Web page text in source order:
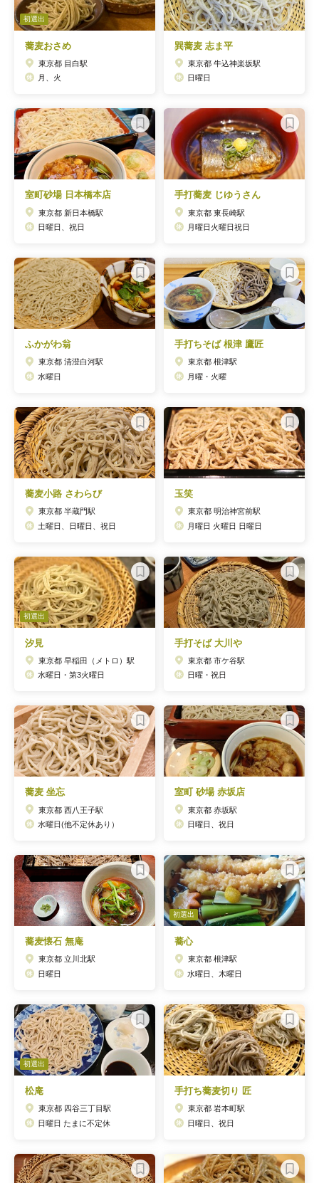
初選出
蕎麦おさめ
東京都 目白駅
月、火
巽蕎麦 志ま平
東京都 牛込神楽坂駅
日曜日
室町砂場 日本橋本店
東京都 新日本橋駅
日曜日、祝日
手打蕎麦 じゆうさん
東京都 東長崎駅
月曜日火曜日祝日
ふかがわ翁
東京都 清澄白河駅
水曜日
手打ちそば 根津 鷹匠
東京都 根津駅
月曜・火曜
蕎麦小路 さわらび
東京都 半蔵門駅
土曜日、日曜日、祝日
玉笑
東京都 明治神宮前駅
月曜日 火曜日 日曜日
初選出
汐見
東京都 早稲田（メトロ）駅
水曜日・第3火曜日
手打そば 大川や
東京都 市ケ谷駅
日曜・祝日
蕎麦 坐忘
東京都 西八王子駅
水曜日(他不定休あり）
室町 砂場 赤坂店
東京都 赤坂駅
日曜日、祝日
蕎麦懐石 無庵
東京都 立川北駅
日曜日
初選出
蕎心
東京都 根津駅
水曜日、木曜日
初選出
松庵
東京都 四谷三丁目駅
日曜日 たまに不定休
手打ち蕎麦切り 匠
東京都 岩本町駅
日曜日、祝日